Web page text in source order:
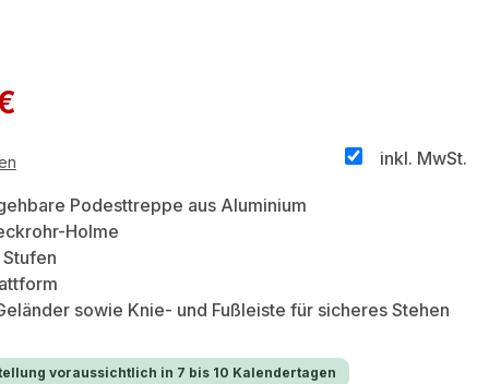
inkl. MwSt.
Podesttreppe aus Aluminium
Holme
sowie Knie- und Fußleiste für sicheres Stehen
voraussichtlich in 7 bis 10 Kalendertagen